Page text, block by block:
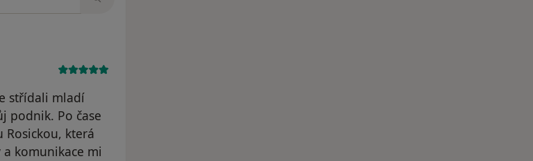
střídali mladí
podnik. Po čase
která
komunikace mi